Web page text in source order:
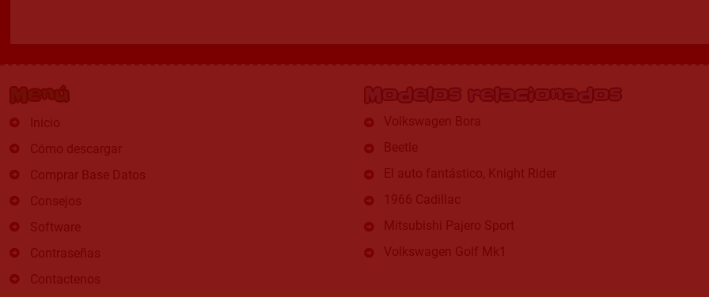
Menú
Inicio
Cómo descargar
Comprar Base Datos
Consejos
Software
Contraseñas
Contactenos
Modelos relacionados
Volkswagen Bora
Beetle
El auto fantástico, Knight Rider
1966 Cadillac
Mitsubishi Pajero Sport
Volkswagen Golf Mk1